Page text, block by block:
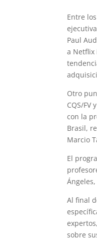
Entre
Paul
a Netflix
Otro
CQS/FV
con la
Brasil,
Marcio
El
Al final
sobre